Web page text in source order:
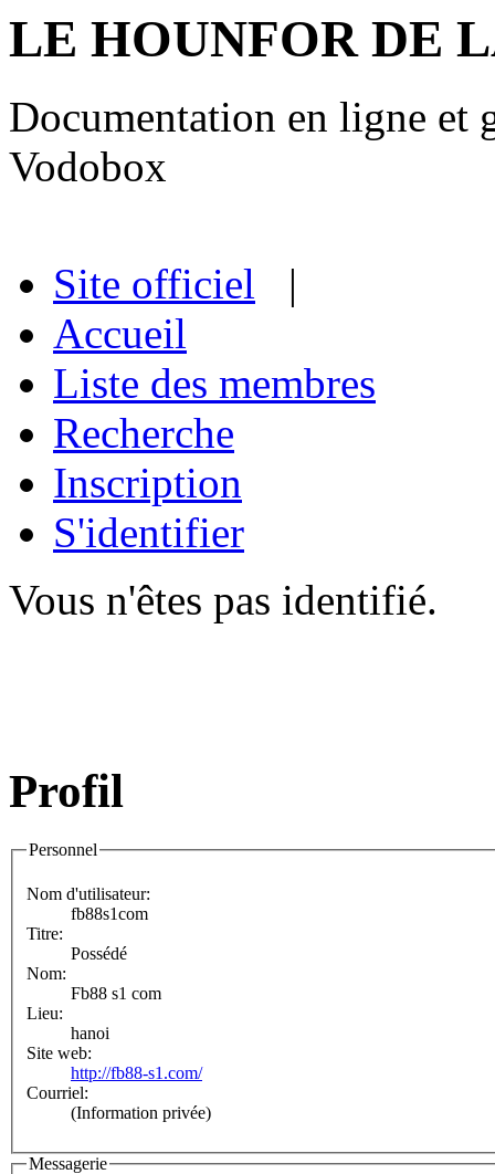
LE HOUNFOR DE
Documentation en ligne et
Vodobox
Site officiel |
Accueil
Liste des membres
Recherche
Inscription
S'identifier
Vous n'êtes pas identifié.
Profil
Personnel
Nom d'utilisateur:
fb88s1com
Titre:
Possédé
Nom:
Fb88 s1 com
Lieu:
hanoi
Site web:
http://fb88-s1.com/
Courriel:
(Information privée)
Messagerie